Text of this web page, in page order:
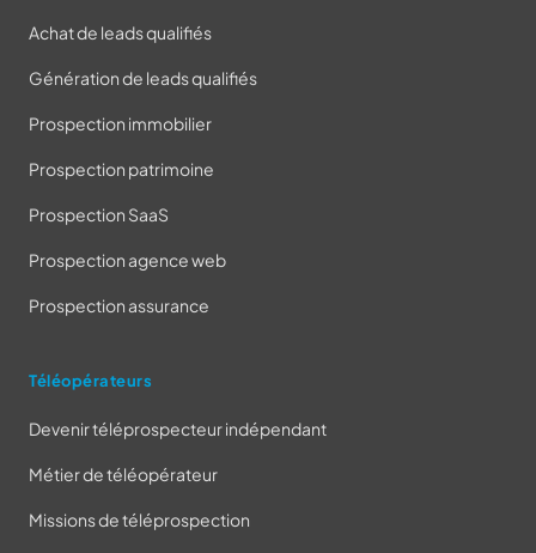
Achat de leads qualifiés
Génération de leads qualifiés
Prospection immobilier
Prospection patrimoine
Prospection SaaS
Prospection agence web
Prospection assurance
Téléopérateurs
Devenir téléprospecteur indépendant
Métier de téléopérateur
Missions de téléprospection